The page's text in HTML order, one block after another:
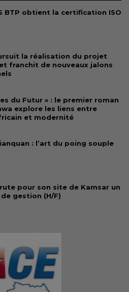
BTP obtient la certification ISO
la réalisation du projet
franchit de nouveaux jalons
du Futur » : le premier roman
explore les liens entre
et modernité
: l’art du poing souple
pour son site de Kamsar un
gestion (H/F)